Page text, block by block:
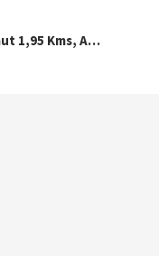
1,95 Kms, A…